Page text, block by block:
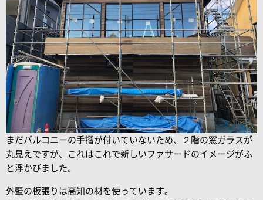
まだバルコニーの手摺が付いていないため、２階の窓ガラスが
丸見えですが、これはこれで新しいファサードのイメージがふ
と浮かびました。
外壁の板張りは高知の材を使っています。